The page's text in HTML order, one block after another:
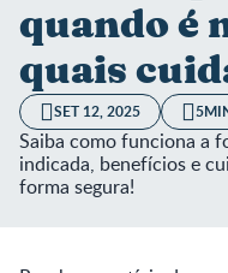
quando é
quais
SET 12, 2025
Saiba como funciona a
indicada, benefícios e
forma segura!